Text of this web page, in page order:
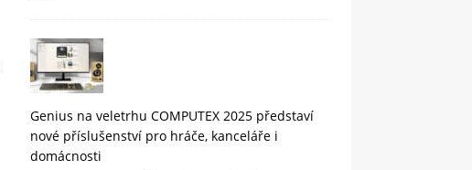
Genius na veletrhu COMPUTEX 2025 představí
nové příslušenství pro hráče, kanceláře i
domácnosti